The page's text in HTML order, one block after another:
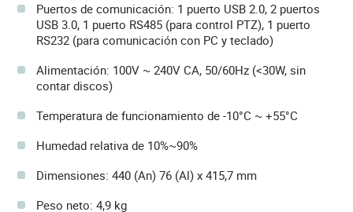
Puertos de comunicación: 1 puerto USB 2.0, 2 puertos
USB 3.0, 1 puerto RS485 (para control PTZ), 1 puerto
RS232 (para comunicación con PC y teclado)
Alimentación: 100V ~ 240V CA, 50/60Hz (<30W, sin
contar discos)
Temperatura de funcionamiento de -10°C ~ +55°C
Humedad relativa de 10%~90%
Dimensiones: 440 (An) 76 (Al) x 415,7 mm
Peso neto: 4,9 kg